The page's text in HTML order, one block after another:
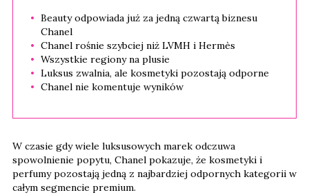
Beauty odpowiada już za jedną czwartą biznesu
Chanel
Chanel rośnie szybciej niż LVMH i Hermès
Wszystkie regiony na plusie
Luksus zwalnia, ale kosmetyki pozostają odporne
Chanel nie komentuje wyników
W czasie gdy wiele luksusowych marek odczuwa
spowolnienie popytu, Chanel pokazuje, że kosmetyki i
perfumy pozostają jedną z najbardziej odpornych kategorii w
całym segmencie premium.